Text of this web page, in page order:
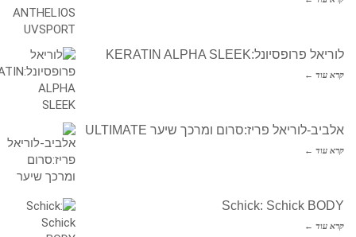
לוריאל פרופסיונל:KERATIN ALPHA SLEEK
קרא עוד ←
אלביב-לוריאל פריז:סרום ומרכך שיער ULTIMATE
קרא עוד ←
Schick: Schick BODY
קרא עוד ←